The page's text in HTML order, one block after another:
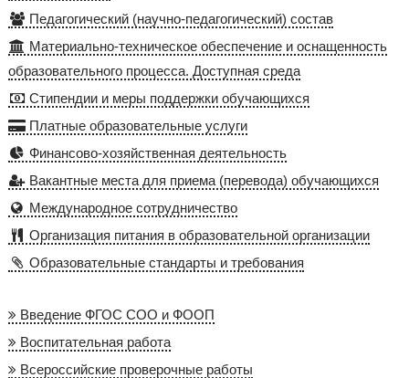
Педагогический (научно-педагогический) состав
Материально-техническое обеспечение и оснащенность
образовательного процесса. Доступная среда
Стипендии и меры поддержки обучающихся
Платные образовательные услуги
Финансово-хозяйственная деятельность
Вакантные места для приема (перевода) обучающихся
Международное сотрудничество
Организация питания в образовательной организации
Образовательные стандарты и требования
Введение ФГОС СОО и ФООП
Воспитательная работа
Всероссийские проверочные работы